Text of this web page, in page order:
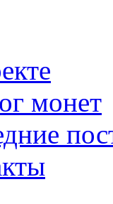
монет